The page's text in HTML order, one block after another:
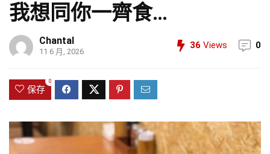
我想同你一齊食…
Chantal
11 6 月, 2026
36 Views 0
保存
0